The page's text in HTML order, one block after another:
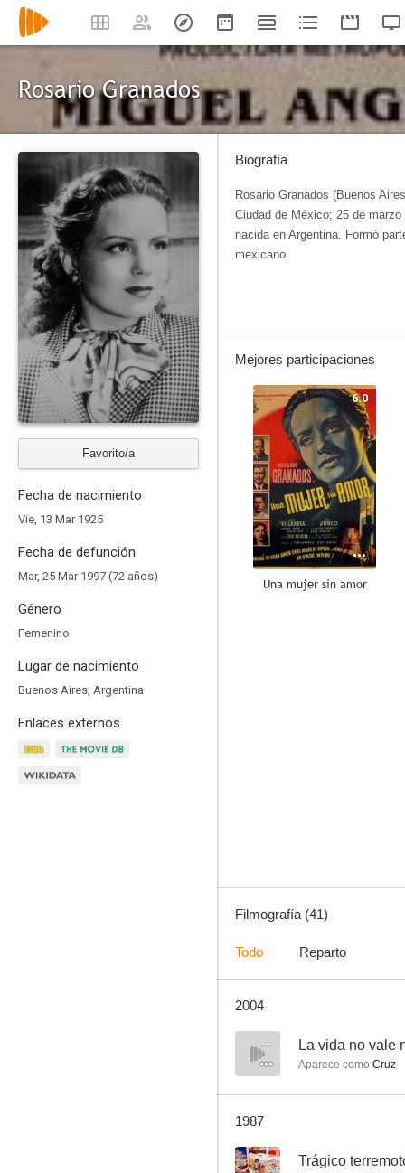
Rosario Granados
Favorito/a
Fecha de nacimiento
Vie, 13 Mar 1925
Fecha de defunción
Mar, 25 Mar 1997 (72 años)
Género
Femenino
Lugar de nacimiento
Buenos Aires, Argentina
Enlaces externos
Biografía
Rosario Granados (Buenos
Ciudad de México; 25 de
nacida en Argentina. Formó
mexicano.
Mejores participaciones
6.0
Una mujer sin amor
Filmografía (41)
Todo Reparto
2004
-- La vida no vale
Aparece como Cruz
1987
-- Trágico